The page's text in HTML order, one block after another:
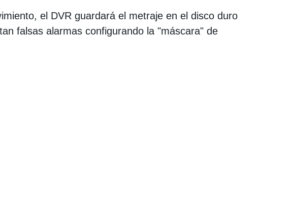
el DVR guardará el metraje en el disco duro
falsas alarmas configurando la "máscara" de